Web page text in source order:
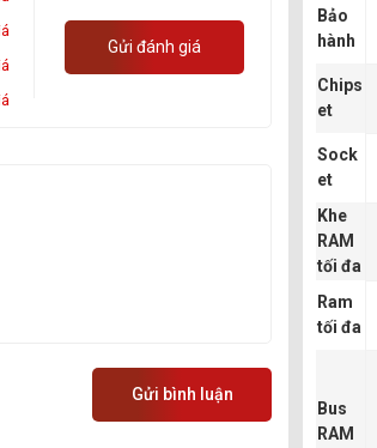
Gửi đánh giá
Gửi bình luận
Bảo
hành
Chips
et
Sock
et
Khe
RAM
tối đa
Ram
tối đa
Bus
RAM